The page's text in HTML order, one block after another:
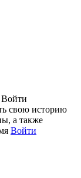
Войти
свою историю
а также
Войти